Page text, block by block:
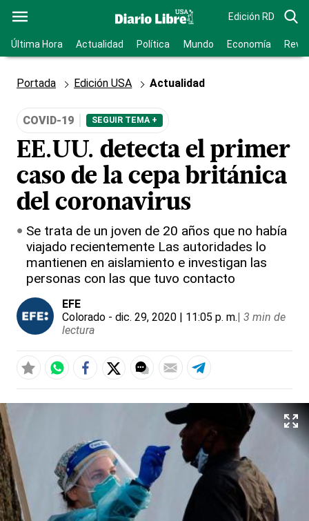
Edición RD
Última Hora Actualidad Política Mundo Economía
Portada Edición USA Actualidad
COVID-19 SEGUIR TEMA +
EE.UU. detecta el primer
caso de la cepa británica
del coronavirus
Se trata de un joven de 20 años que no había
viajado recientemente Las autoridades lo
mantienen en aislamiento e investigan las
personas con las que tuvo contacto
EFE
Colorado - dic. 29, 2020 | 11:05 p. m.| 3 min de
lectura